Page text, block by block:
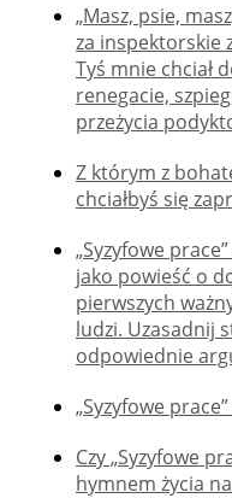
„Masz, psie,
za inspektorskie
Tyś mnie chciał
renegacie,
przeżycia
Z którym z
chciałbyś się
„Syzyfowe
jako powieść o
pierwszych
ludzi. Uzasadnij
odpowiednie
„Syzyfowe
Czy „Syzyfowe
hymnem życia